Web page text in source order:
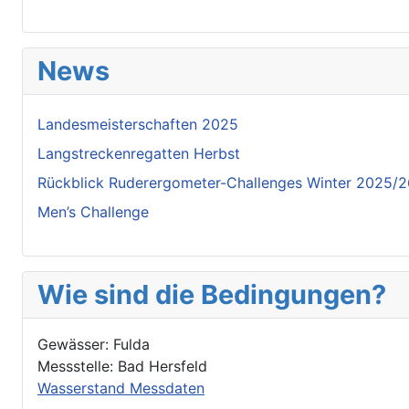
News
Landesmeisterschaften 2025
Langstreckenregatten Herbst
Rückblick Ruderergometer-Challenges Winter 2025/
Men’s Challenge
Wie sind die Bedingungen?
Gewässer: Fulda
Messstelle: Bad Hersfeld
Wasserstand Messdaten